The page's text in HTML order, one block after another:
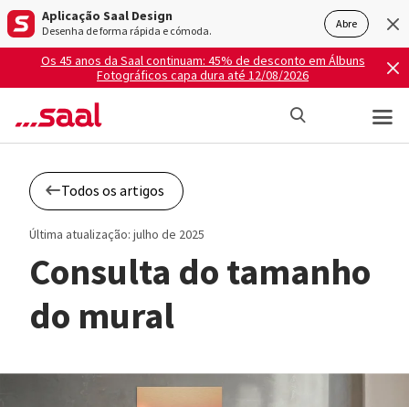
Aplicação Saal Design
Desenha de forma rápida e cómoda. Abre
Os 45 anos da Saal continuam: 45% de desconto em Álbuns
Fotográficos capa dura até 12/08/2026
Todos os artigos
Última atualização: julho de 2025
Consulta do tamanho
do mural